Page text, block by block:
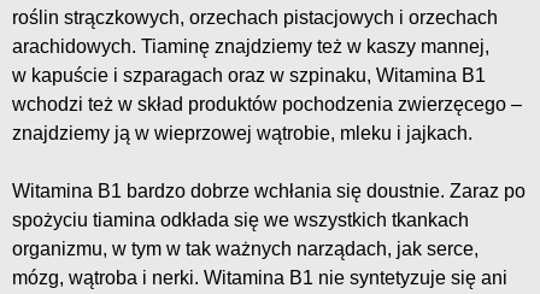
roślin strączkowych, orzechach pistacjowych i orzechach
arachidowych. Tiaminę znajdziemy też w kaszy mannej,
w kapuście i szparagach oraz w szpinaku, Witamina B1
wchodzi też w skład produktów pochodzenia zwierzęcego –
znajdziemy ją w wieprzowej wątrobie, mleku i jajkach.
Witamina B1 bardzo dobrze wchłania się doustnie. Zaraz po
spożyciu tiamina odkłada się we wszystkich tkankach
organizmu, w tym w tak ważnych narządach, jak serce,
mózg, wątroba i nerki. Witamina B1 nie syntetyzuje się ani